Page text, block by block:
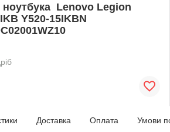
Lenovo Legion
Y520-15IKBN
Доставка Оплата Умови